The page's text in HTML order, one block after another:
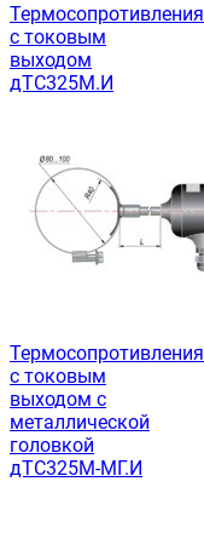
Термосопротивления
с токовым
выходом
дТС325М.И
Термосопротивления
с токовым
выходом с
металлической
головкой
дТС325М-МГ.И